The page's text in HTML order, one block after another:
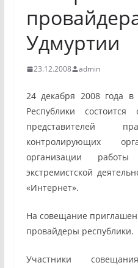
Удмуртии
23.12.2008 admin
24 декабря 2008 года в
Республики
представителей
контролирующих
организации
экстремистской
«Интернет».
На совещание
провайдеры республики.
Участники